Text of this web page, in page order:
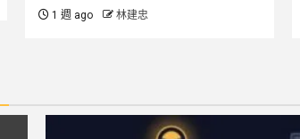
1 週 ago 林建忠